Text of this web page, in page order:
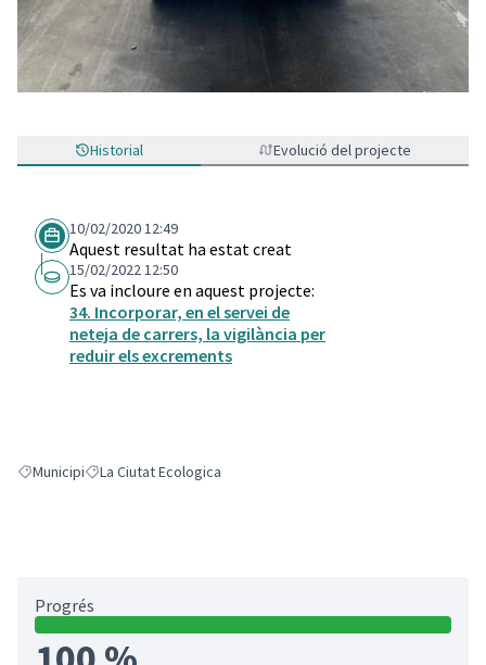
Historial Evolució del projecte
10/02/2020 12:49
Aquest resultat ha estat creat
15/02/2022 12:50
Es va incloure en aquest projecte:
34. Incorporar, en el servei de
neteja de carrers, la vigilància per
reduir els excrements
Resultats en filtrar per: Municipi
MunicipiResultats en filtrar per: La Ciutat Ecologica
La Ciutat Ecologica
Progrés